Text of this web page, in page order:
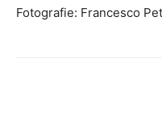
Fotografie: Francesco